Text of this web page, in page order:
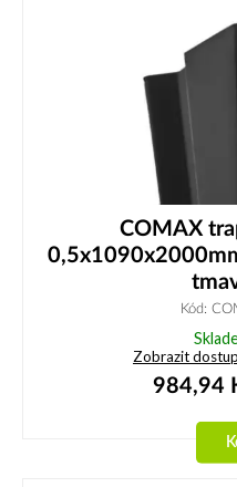
COMAX
Kód:
Zobrazit
984,94